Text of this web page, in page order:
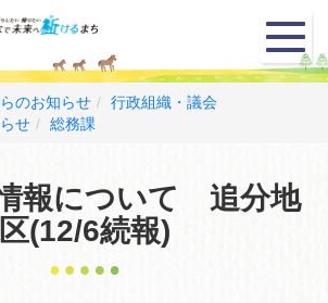
メ
ニ
ュ
のお知らせ
行政組織・議会
せ
総務課
報について 追分地
区(12/6続報)